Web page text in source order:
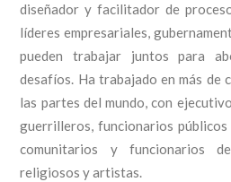
diseñador y facilitador de
líderes empresariales,
pueden trabajar juntos para
desafíos. Ha trabajado en más de
las partes del mundo, con
guerrilleros, funcionarios
comunitarios y funcionarios
religiosos y artistas.